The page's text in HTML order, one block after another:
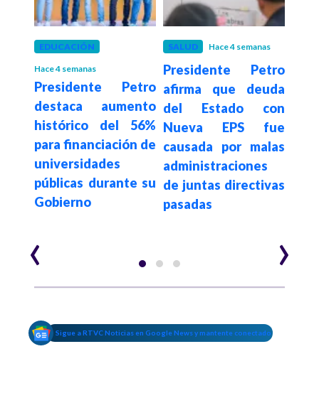
EDUCACIÓN
Hace 4 semanas
Presidente Petro
destaca aumento
histórico del 56%
para financiación de
universidades
públicas durante su
Gobierno
SALUD Hace 4 semanas
Presidente Petro
afirma que deuda
del Estado con
Nueva EPS fue
causada por malas
administraciones
de juntas directivas
pasadas
‹ ›
Sigue a RTVC Noticias en Google News y mantente conectado